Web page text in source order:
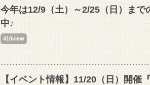
今年は12/9（土）～2/25（日）ま
中♪
410view
【イベント情報】11/20（日）開